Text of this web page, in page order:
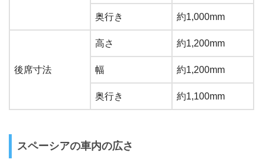
奥行き 約1,000mm
後席寸法
高さ 約1,200mm
幅 約1,200mm
奥行き 約1,100mm
スペーシアの車内の広さ